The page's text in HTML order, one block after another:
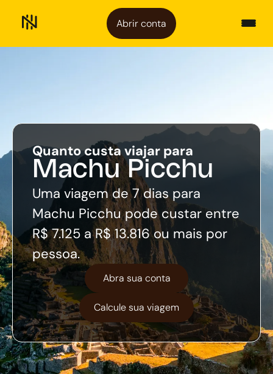
Abrir conta
Quanto custa viajar para
Machu Picchu
Uma viagem de 7 dias para
Machu Picchu pode custar entre
R$ 7.125 a R$ 13.816 ou mais por
pessoa.
Abra sua conta
Calcule sua viagem